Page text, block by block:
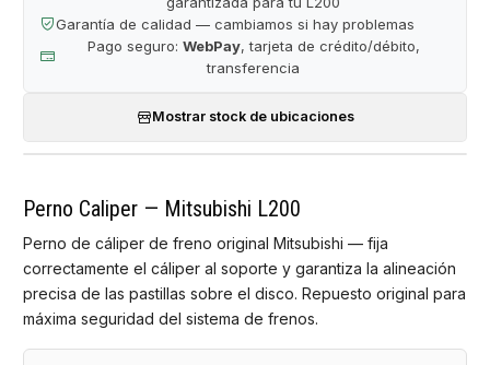
Garantía de calidad — cambiamos si hay problemas
Pago seguro: WebPay, tarjeta de crédito/débito,
transferencia
Mostrar stock de ubicaciones
Perno Caliper — Mitsubishi L200
Perno de cáliper de freno original Mitsubishi — fija
correctamente el cáliper al soporte y garantiza la alineación
precisa de las pastillas sobre el disco. Repuesto original para
máxima seguridad del sistema de frenos.